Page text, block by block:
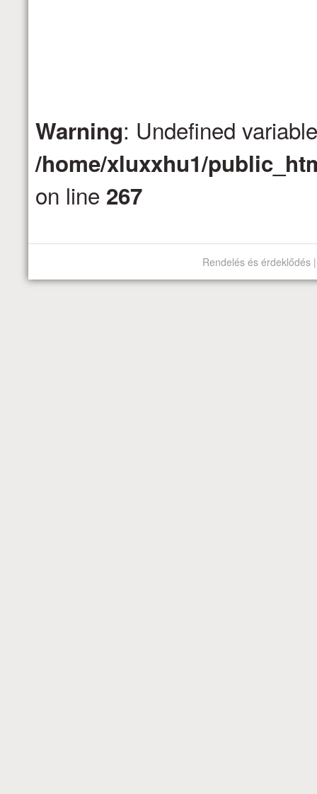
Warning: Undefined
/home/xluxxhu1/
on line 267
Rendelés és érdeklődés